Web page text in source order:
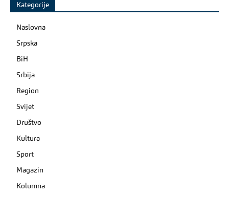
Kategorije
Naslovna
Srpska
BiH
Srbija
Region
Svijet
Društvo
Kultura
Sport
Magazin
Kolumna